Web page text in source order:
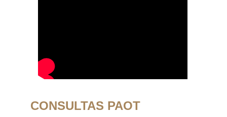
CONSULTAS PAOT